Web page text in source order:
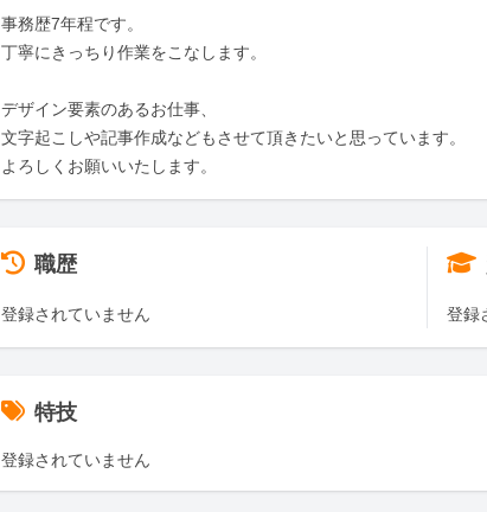
事務歴7年程です。
丁寧にきっちり作業をこなします。
デザイン要素のあるお仕事、
文字起こしや記事作成などもさせて頂きたいと思っています。
よろしくお願いいたします。
職歴
登録されていません 登録
特技
登録されていません